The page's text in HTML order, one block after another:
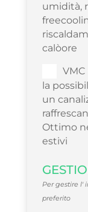
umidità,
calòore
VMC
la
un
Ottimo
estivi
Per gestire l'
preferito